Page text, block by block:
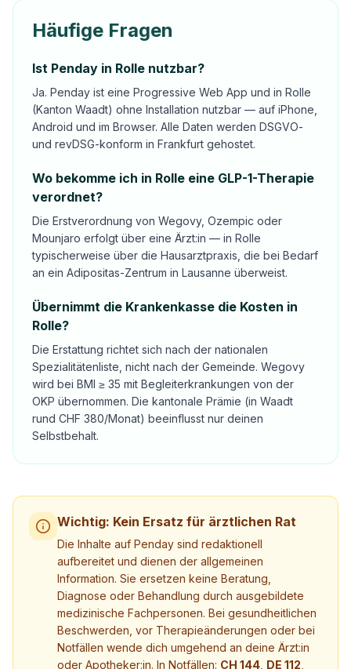
Häufige Fragen
Ist Penday in Rolle nutzbar?
Ja. Penday ist eine Progressive Web App und in Rolle
(Kanton Waadt) ohne Installation nutzbar — auf iPhone,
Android und im Browser. Alle Daten werden DSGVO-
und revDSG-konform in Frankfurt gehostet.
Wo bekomme ich in Rolle eine GLP-1-Therapie
verordnet?
Die Erstverordnung von Wegovy, Ozempic oder
Mounjaro erfolgt über eine Ärzt:in — in Rolle
typischerweise über die Hausarztpraxis, die bei Bedarf
an ein Adipositas-Zentrum in Lausanne überweist.
Übernimmt die Krankenkasse die Kosten in
Rolle?
Die Erstattung richtet sich nach der nationalen
Spezialitätenliste, nicht nach der Gemeinde. Wegovy
wird bei BMI ≥ 35 mit Begleiterkrankungen von der
OKP übernommen. Die kantonale Prämie (in Waadt
rund CHF 380/Monat) beeinflusst nur deinen
Selbstbehalt.
Wichtig: Kein Ersatz für ärztlichen Rat
Die Inhalte auf Penday sind redaktionell
aufbereitet und dienen der allgemeinen
Information. Sie ersetzen keine Beratung,
Diagnose oder Behandlung durch ausgebildete
medizinische Fachpersonen. Bei gesundheitlichen
Beschwerden, vor Therapieänderungen oder bei
Notfällen wende dich umgehend an deine Ärzt:in
oder Apotheker:in. In Notfällen: CH 144 DE 112